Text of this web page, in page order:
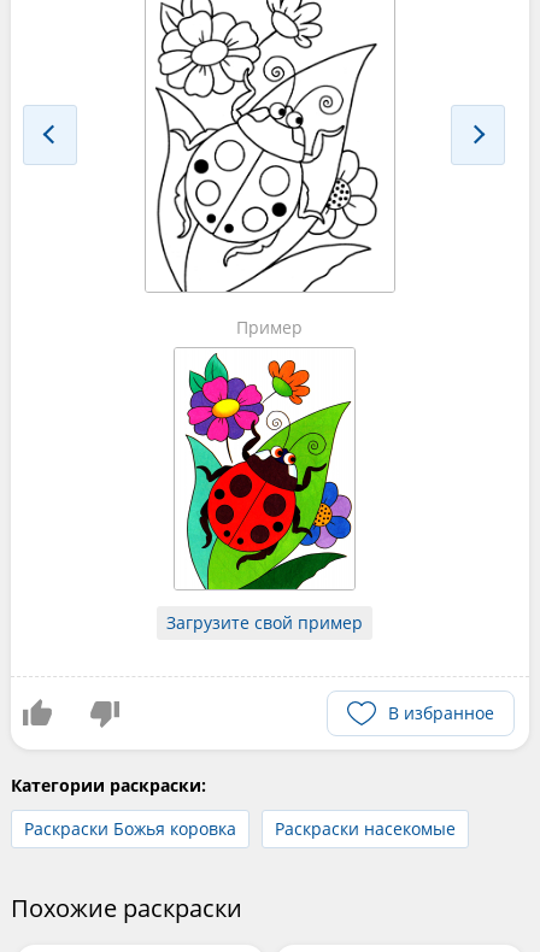
Пример
Загрузите свой пример
В избранное
Категории раскраски:
Раскраски Божья коровка
Раскраски насекомые
Похожие раскраски